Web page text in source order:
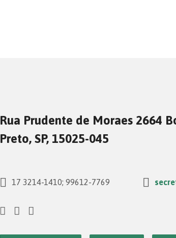
Rua Prudente de Moraes 2664
Preto, SP, 15025-045
17 3214-1410; 99612-7769